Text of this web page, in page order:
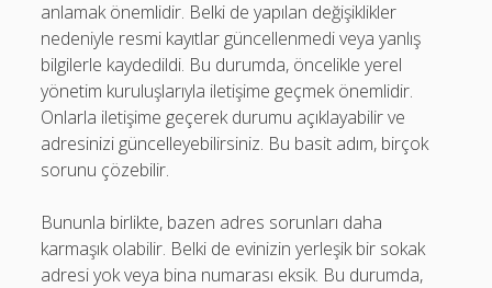
anlamak önemlidir. Belki de yapılan değişiklikler
nedeniyle resmi kayıtlar güncellenmedi veya yanlış
bilgilerle kaydedildi. Bu durumda, öncelikle yerel
yönetim kuruluşlarıyla iletişime geçmek önemlidir.
Onlarla iletişime geçerek durumu açıklayabilir ve
adresinizi güncelleyebilirsiniz. Bu basit adım, birçok
sorunu çözebilir.
Bununla birlikte, bazen adres sorunları daha
karmaşık olabilir. Belki de evinizin yerleşik bir sokak
adresi yok veya bina numarası eksik. Bu durumda,